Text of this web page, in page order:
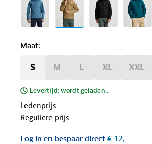
Maat:
S M L XL XXL
Levertijd: wordt geladen..
Ledenprijs
Reguliere prijs
Log in en bespaar direct€ 12,-